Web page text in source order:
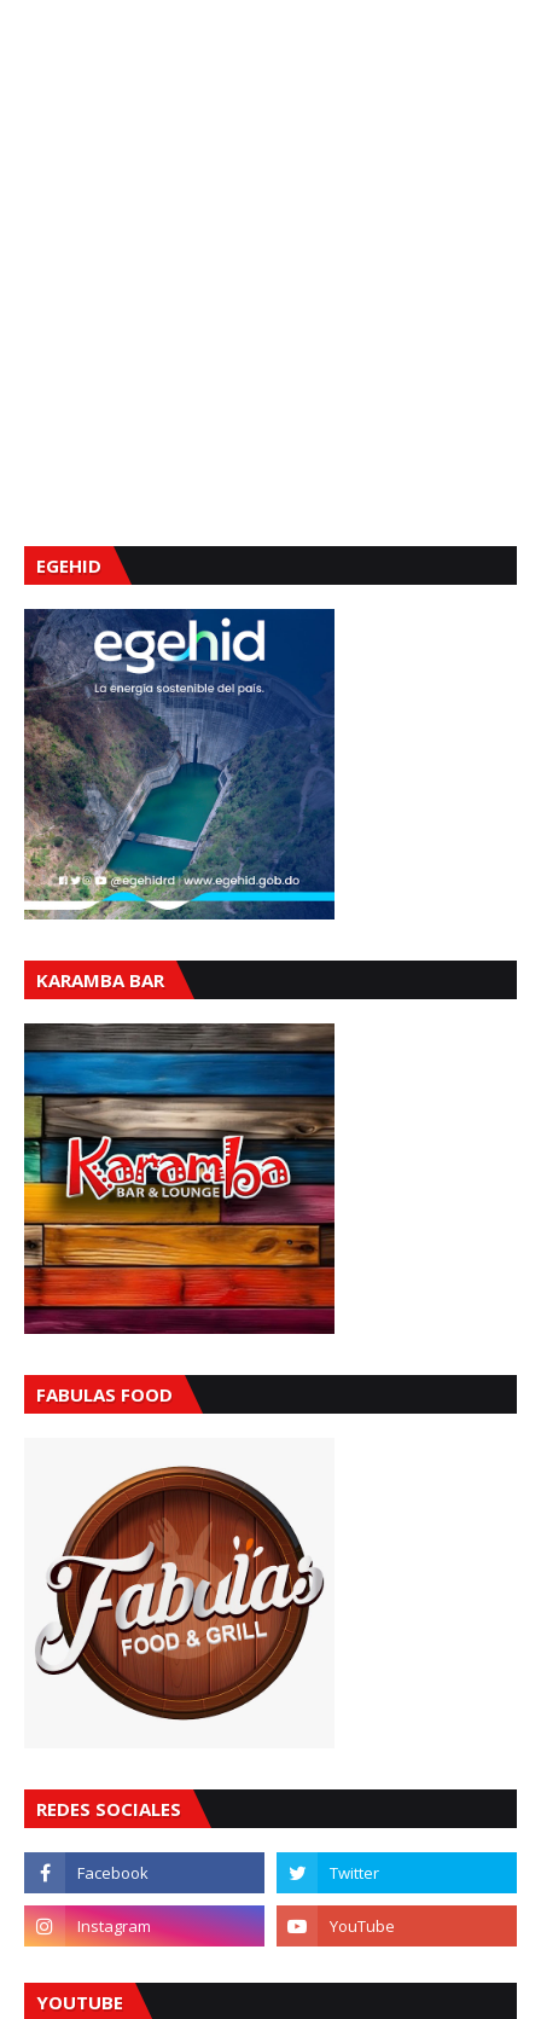
EGEHID
KARAMBA BAR
FABULAS FOOD
REDES SOCIALES
YOUTUBE